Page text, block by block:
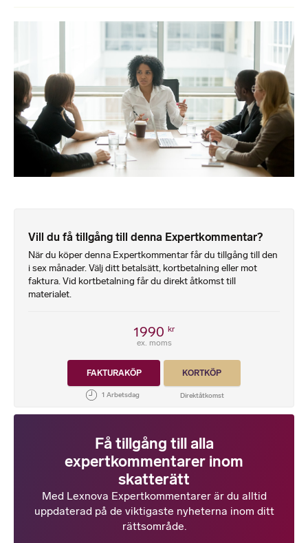
Vill du få tillgång till denna Expertkommentar?
När du köper denna Expertkommentar får du tillgång till den
i sex månader. Välj ditt betalsätt, kortbetalning eller mot
faktura. Vid kortbetalning får du direkt åtkomst till
materialet.
1990 kr
ex. moms
FAKTURAKÖP KORTKÖP
Få tillgång till alla
expertkommentarer inom
skatterätt
Med Lexnova Expertkommentarer är du alltid
uppdaterad på de viktigaste nyheterna inom ditt
rättsområde.